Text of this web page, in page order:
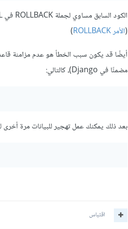
(الأمر ROLLBACK
)
مضمنًا في Django)، كالتالي:
بعد ذلك يمكنك عمل تهجير للبيانات مرة أخرى
اقتباس